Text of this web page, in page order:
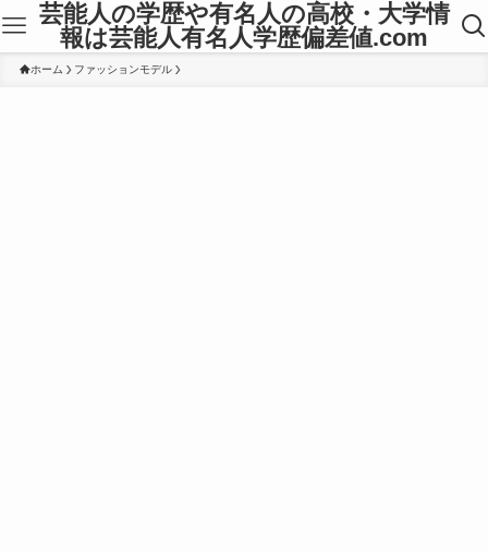
芸能人の学歴や有名人の高校・大学情
報は芸能人有名人学歴偏差値.com
ホーム ファッションモデル